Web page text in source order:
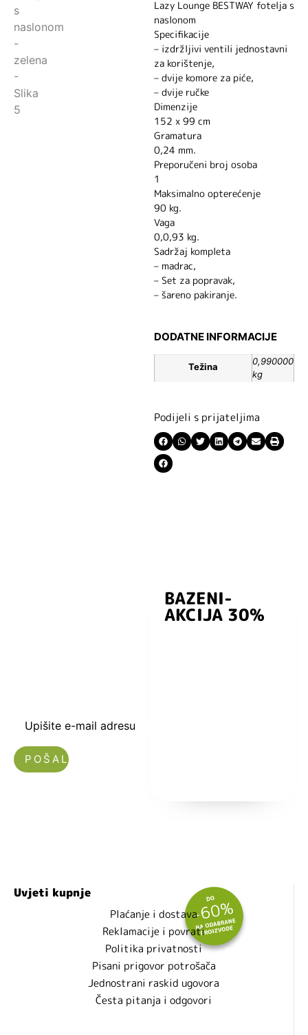
Lazy Lounge BESTWAY fotelja s
naslonom
Specifikacije
– izdržljivi ventili jednostavni
za korištenje,
– dvije komore za piće,
– dvije ručke
Dimenzije
152 x 99 cm
Gramatura
0,24 mm.
Preporučeni broj osoba
1
Maksimalno opterećenje
90 kg.
Vaga
0,0,93 kg.
Sadržaj kompleta
– madrac,
– Set za popravak,
– šareno pakiranje.
DODATNE INFORMACIJE
Težina
0,990000
kg
Podijeli s prijateljima
Upišite e-mail adresu
BAZENI-
AKCIJA 30%
Uvjeti kupnje
Plaćanje i dostava
Reklamacije i povrati
Politika privatnosti
Pisani prigovor potrošača
Jednostrani raskid ugovora
Česta pitanja i odgovori